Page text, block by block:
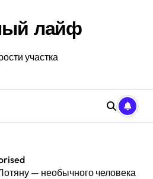
лайф
участка
— необычного человека